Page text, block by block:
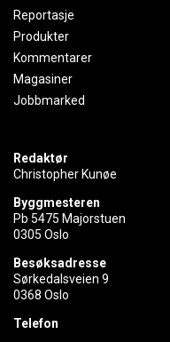
Reportasje
Produkter
Kommentarer
Magasiner
Jobbmarked
Redaktør
Christopher Kunøe
Byggmesteren
Pb 5475 Majorstuen
0305 Oslo
Besøksadresse
Sørkedalsveien 9
0368 Oslo
Telefon